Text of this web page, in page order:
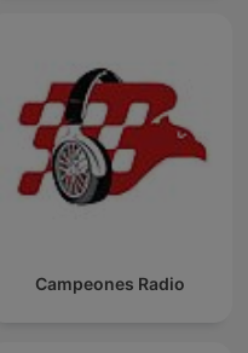
Campeones Radio